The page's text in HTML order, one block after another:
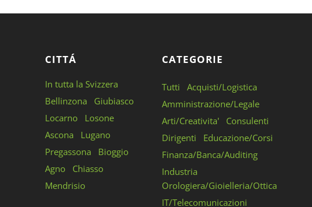
CITTÁ
In tutta la Svizzera
Bellinzona
Giubiasco
Locarno
Losone
Ascona
Lugano
Pregassona
Bioggio
Agno
Chiasso
Mendrisio
CATEGORIE
Tutti
Acquisti/Logistica
Amministrazione/Legale
Arti/Creativita'
Consulenti
Dirigenti
Educazione/Corsi
Finanza/Banca/Auditing
Industria
Orologiera/Gioielleria/Ottica
IT/Telecomunicazioni